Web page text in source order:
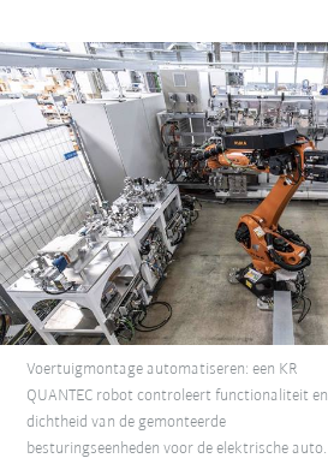
Voertuigmontage automatiseren: een KR
QUANTEC robot controleert functionaliteit en
dichtheid van de gemonteerde
besturingseenheden voor de elektrische auto.